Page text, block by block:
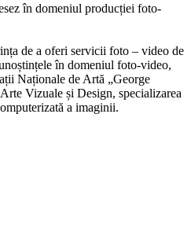
în domeniul producției foto-
de a oferi servicii foto – video de
în domeniul foto-video,
Naționale de Artă „George
Vizuale și Design, specializarea
a imaginii.